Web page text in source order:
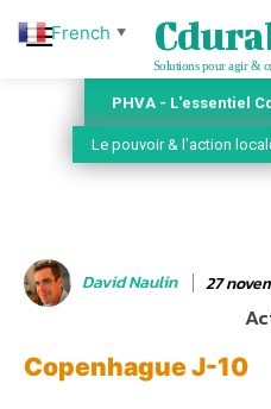
Solutions pour agir &
PHVA - L'essentiel
Le pouvoir & l'action
David Naulin 27
Copenhague J-10
French ▼